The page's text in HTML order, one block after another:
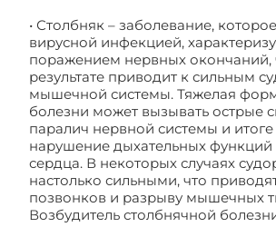
• Столбняк – заболевание,
вирусной инфекцией,
поражением нервных окончаний,
результате приводит к сильным
мышечной системы. Тяжелая
болезни может вызывать острые
паралич нервной системы и
нарушение дыхательных функций
сердца. В некоторых случаях
настолько сильными, что
позвонков и разрыву мышечных
Возбудитель столбнячной